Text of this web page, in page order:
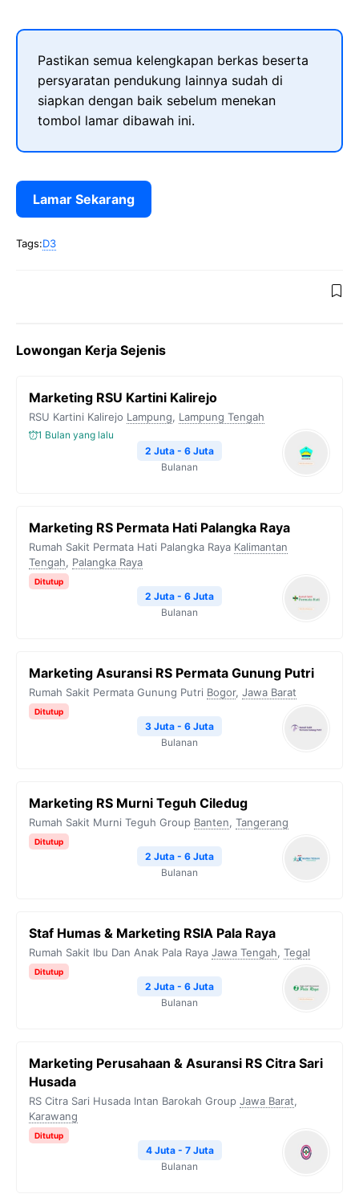
Pastikan semua kelengkapan berkas beserta
persyaratan pendukung lainnya sudah di
siapkan dengan baik sebelum menekan
tombol lamar dibawah ini.
Lamar Sekarang
Tags:D3
Lowongan Kerja Sejenis
Marketing RSU Kartini Kalirejo
RSU Kartini Kalirejo Lampung, Lampung Tengah
1 Bulan yang lalu
2 Juta - 6 Juta
Bulanan
Marketing RS Permata Hati Palangka Raya
Rumah Sakit Permata Hati Palangka Raya Kalimantan
Tengah, Palangka Raya
Ditutup
2 Juta - 6 Juta
Bulanan
Marketing Asuransi RS Permata Gunung Putri
Rumah Sakit Permata Gunung Putri Bogor, Jawa Barat
Ditutup
3 Juta - 6 Juta
Bulanan
Marketing RS Murni Teguh Ciledug
Rumah Sakit Murni Teguh Group Banten, Tangerang
Ditutup
2 Juta - 6 Juta
Bulanan
Staf Humas & Marketing RSIA Pala Raya
Rumah Sakit Ibu Dan Anak Pala Raya Jawa Tengah, Tegal
Ditutup
2 Juta - 6 Juta
Bulanan
Marketing Perusahaan & Asuransi RS Citra Sari
Husada
RS Citra Sari Husada Intan Barokah Group Jawa Barat,
Karawang
Ditutup
4 Juta - 7 Juta
Bulanan